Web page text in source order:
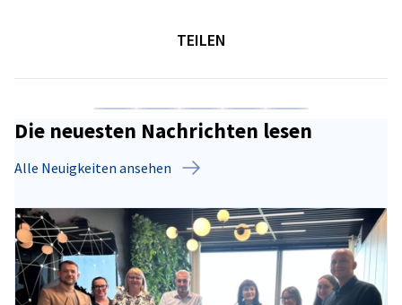
TEILEN
Auf Facebook teilen
Auf LinkedIn teilen
Auf X teilenAuf Xing teilen
Die neuesten Nachrichten lesen
Alle Neuigkeiten ansehen